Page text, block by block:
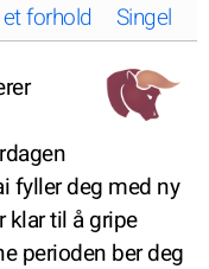
et forhold Singel
fyller deg med ny
klar til å gripe
perioden ber deg